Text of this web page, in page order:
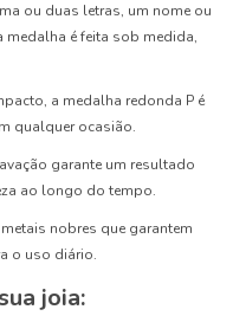
ou duas letras, um nome ou
medalha é feita sob medida,
a medalha redonda P é
qualquer ocasião.
garante um resultado
ao longo do tempo.
nobres que garantem
o uso diário.
joia: